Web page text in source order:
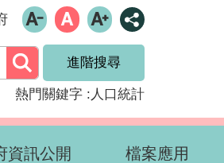
進階搜尋
熱門關鍵字 人口統計
資訊公開 檔案應用